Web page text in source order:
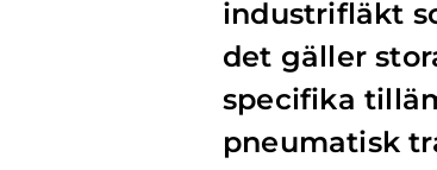
industrifläkt
det gäller
specifika
pneumatisk